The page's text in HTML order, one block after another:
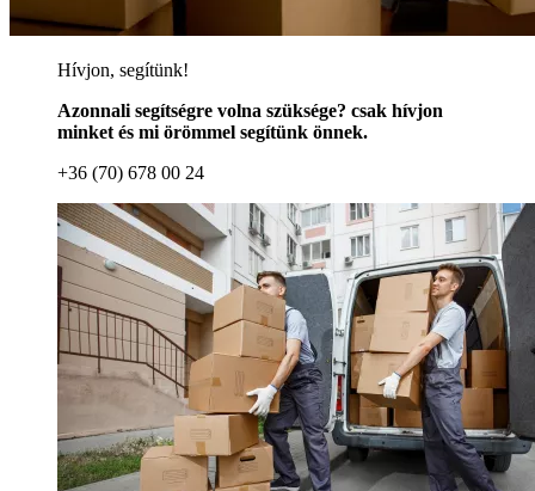
Hívjon, segítünk!
Azonnali segítségre volna szüksége? csak hívjon
minket és mi örömmel segítünk önnek.
+36 (70) 678 00 24